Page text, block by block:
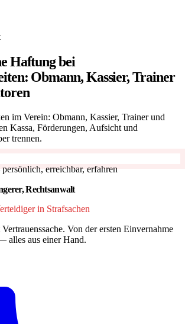
Haftung bei
Obmann, Kassier, Trainer
im Verein: Obmann, Kassier, Trainer und
Kassa, Förderungen, Aufsicht und
trennen.
erreichbar, erfahren
Rechtsanwalt
in Strafsachen
Von der ersten Einvernahme
alles aus einer Hand.